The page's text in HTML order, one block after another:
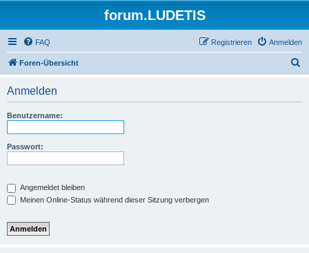
forum.LUDETIS
FAQ Anmelden
Registrieren
Foren-Übersicht
Anmelden
Benutzername:
Passwort:
Angemeldet bleiben
Meinen Online-Status während dieser Sitzung verbergen